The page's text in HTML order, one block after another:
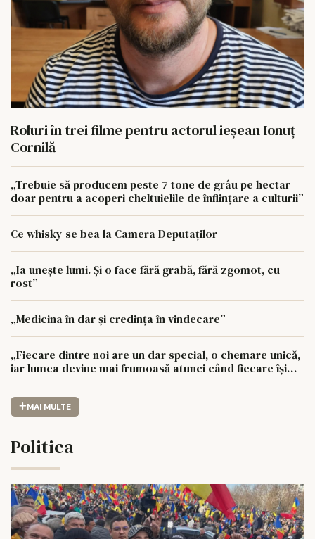
Roluri în trei filme pentru actorul ieşean Ionuţ
Cornilă
„Trebuie să producem peste 7 tone de grâu pe hectar
doar pentru a acoperi cheltuielile de înființare a culturii”
Ce whisky se bea la Camera Deputaților
„Ia unește lumi. Și o face fără grabă, fără zgomot, cu
rost”
„Medicina în dar și credința în vindecare”
„Fiecare dintre noi are un dar special, o chemare unică,
iar lumea devine mai frumoasă atunci când fiecare își
MAI MULTE
Politica